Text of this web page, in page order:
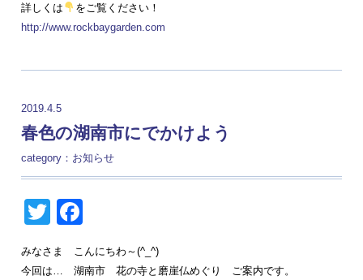
詳しくは
をご覧ください！
http://www.rockbaygarden.com
2019.4.5
春色の湖南市にでかけよう
category： お知らせ
TwitterFacebook
みなさま こんにちわ～(^_^)
今回は… 湖南市 花の寺と磨崖仏めぐり ご案内です。